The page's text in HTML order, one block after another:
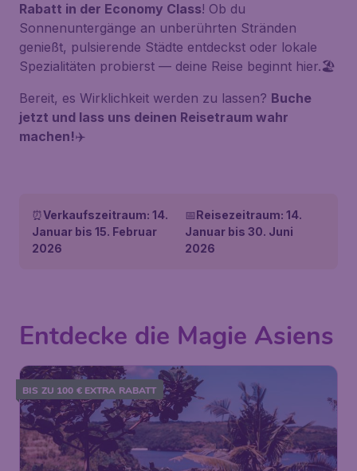
Rabatt in der Economy Class! Ob du
Sonnenuntergänge an unberührten Stränden
genießt, pulsierende Städte entdeckst oder lokale
Spezialitäten probierst — deine Reise beginnt hier.🏖️
Bereit, es Wirklichkeit werden zu lassen? Buche
jetzt und lass uns deinen Reisetraum wahr
machen!✈️
⏰Verkaufszeitraum: 14.
Januar bis 15. Februar
2026
📅Reisezeitraum: 14.
Januar bis 30. Juni
2026
Entdecke die Magie Asiens
BIS ZU 100 € EXTRA RABATT